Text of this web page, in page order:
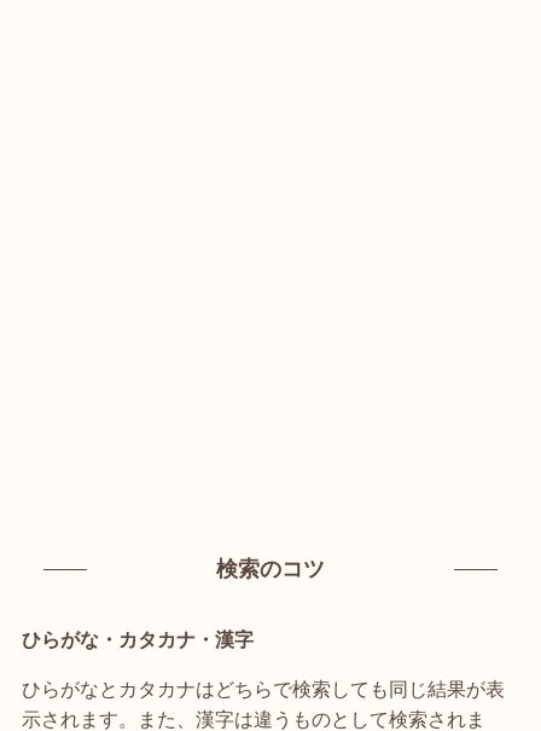
検索のコツ
ひらがな・カタカナ・漢字
ひらがなとカタカナはどちらで検索しても同じ結果が表
示されます。また、漢字は違うものとして検索されま